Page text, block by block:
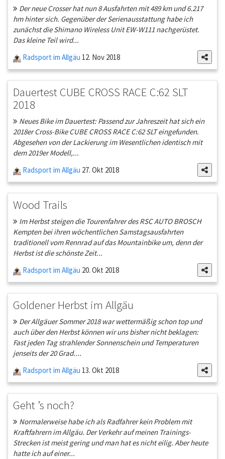
Der neue Crosser hat nun 8 Ausfahrten mit 489 km und 6.217
hm hinter sich. Gegenüber der Serienausstattung habe ich
zunächst die Shimano Wireless Unit EW-W111 nachgerüstet.
Das kleine Teil wird...
Radsport im Allgäu 12. Nov 2018
Dauertest CUBE CROSS RACE C:62 SLT
2018
Neues Bike im Dauertest: Passend zur Jahreszeit hat sich ein
2018er Cross-Bike CUBE CROSS RACE C:62 SLT eingefunden.
Abgesehen von der Lackierung im Wesentlichen identisch mit
dem 2019er Modell,...
Radsport im Allgäu 27. Okt 2018
Wood Trails
Im Herbst steigen die Tourenfahrer des RSC AUTO BROSCH
Kempten bei ihren wöchentlichen Samstagsausfahrten
traditionell vom Rennrad auf das Mountainbike um, denn der
Herbst ist die schönste Zeit...
Radsport im Allgäu 20. Okt 2018
Goldener Herbst im Allgäu
Der Allgäuer Sommer 2018 war wettermäßig schon top und
auch über den Herbst können wir uns bisher nicht beklagen:
Fast jeden Tag strahlender Sonnenschein und Temperaturen
jenseits der 20 Grad....
Radsport im Allgäu 13. Okt 2018
Geht ’s noch?
Normalerweise habe ich als Radfahrer kein Problem mit
Kraftfahrern im Allgäu. Der Verkehr auf meinen Trainings-
Strecken ist meist gering und man hat es nicht eilig. Aber heute
hatte ich auf einer...